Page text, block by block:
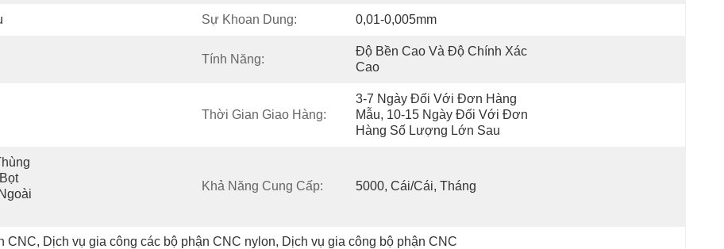
Sự Khoan Dung: 0,01-0,005mm
Tính Năng:
Độ Bền Cao Và Độ Chính Xác
Cao
Thời Gian Giao Hàng:
3-7 Ngày Đối Với Đơn Hàng
Mẫu, 10-15 Ngày Đối Với Đơn
Hàng Số Lượng Lớn Sau
Khả Năng Cung Cấp: 5000, Cái/Cái, Tháng
CNC, Dịch vụ gia công các bộ phận CNC nylon, Dịch vụ gia công bộ phận CNC